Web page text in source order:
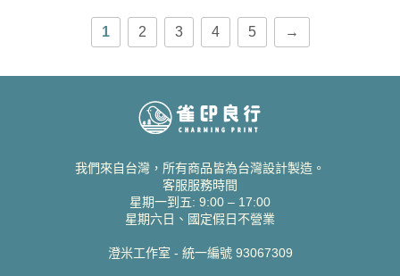
1 2 3 4 5 →
我們來自台灣，所有商品皆為台灣設計製造。
客服服務時間
星期一到五: 9:00 – 17:00
星期六日、國定假日不營業
澄米工作室 - 統一編號 93067309